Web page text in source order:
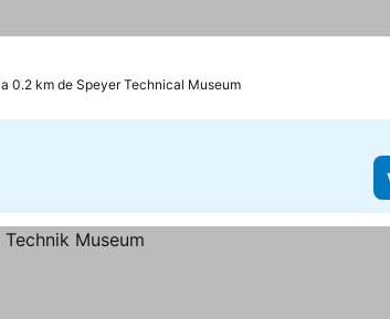
a 0.2 km de Speyer Technical Museum